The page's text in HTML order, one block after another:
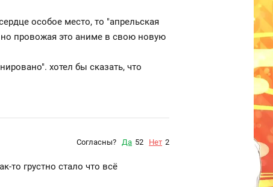
особое место, то "апрельская
но провожая это аниме в свою новую
хотел бы сказать, что
Согласны? Да 52 Нет 2
то грустно стало что всё